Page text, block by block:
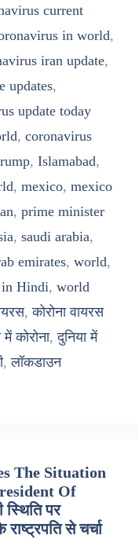
current
in world,
iran update,
updates,
update today
, coronavirus
, Islamabad,
, mexico, mexico
, prime minister
, saudi arabia,
emirates, world,
Hindi, world
,कोरोना वायरस
में कोरोना,दुनिया में
,लॉकडाउन
The Situation
Of
पर
से चर्चा